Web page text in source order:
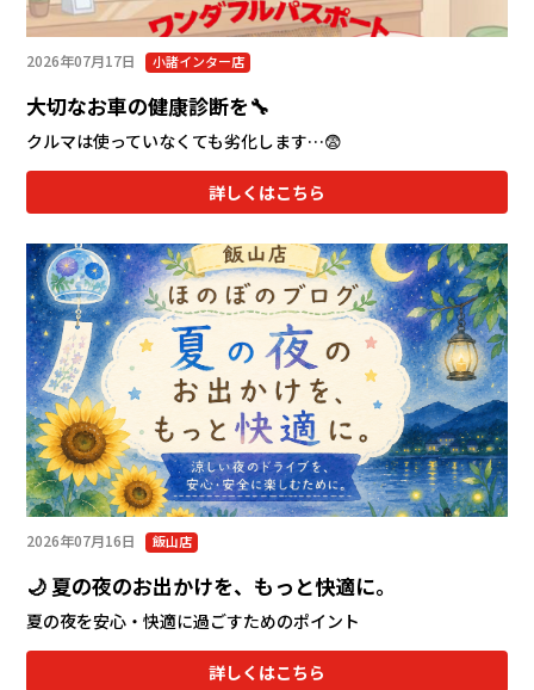
2026年07月17日 小諸インター店
大切なお車の健康診断を🔧
クルマは使っていなくても劣化します…😨
詳しくはこちら
2026年07月16日 飯山店
🌙 夏の夜のお出かけを、もっと快適に。
夏の夜を安心・快適に過ごすためのポイント
詳しくはこちら